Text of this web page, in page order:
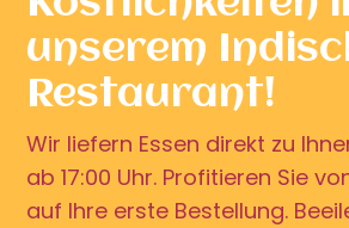
unserem
Restaurant!
Wir liefern Essen direkt zu
ab 17:00 Uhr. Profitieren Sie
auf Ihre erste Bestellung.